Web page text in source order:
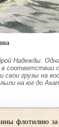
Надежды.
в соответствии
свои грузы на
на юг до
флотилию